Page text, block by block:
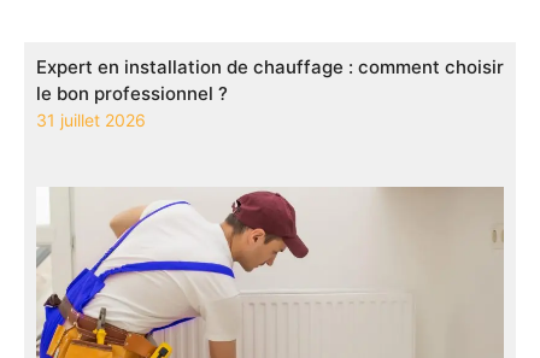
Expert en installation de chauffage : comment choisir
le bon professionnel ?
31 juillet 2026